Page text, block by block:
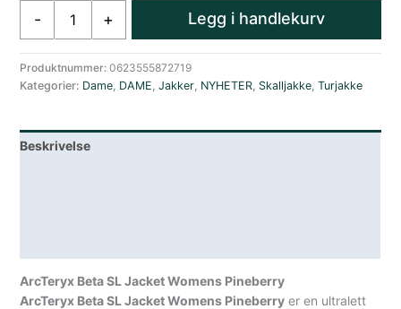
-
Skalljakke
Dame
antall
+ Legg i handlekurv
Produktnummer:0623555872719
Kategorier: Dame, DAME,Jakker, NYHETER, Skalljakke,Turjakke
Beskrivelse
ArcTeryx Beta SL Jacket Womens Pineberry
ArcTeryx Beta SL Jacket Womens Pineberry er en ultralett